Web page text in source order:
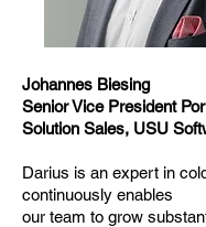
Johannes Biesing
Senior Vice President
Solution Sales, USU
Darius is an expert in
continuously enables
our team to grow